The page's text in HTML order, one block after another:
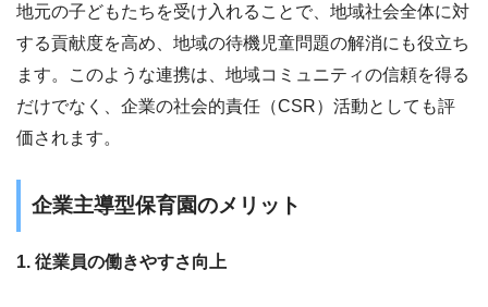
地元の子どもたちを受け入れることで、地域社会全体に対
する貢献度を高め、地域の待機児童問題の解消にも役立ち
ます。このような連携は、地域コミュニティの信頼を得る
だけでなく、企業の社会的責任（CSR）活動としても評
価されます。
企業主導型保育園のメリット
1. 従業員の働きやすさ向上